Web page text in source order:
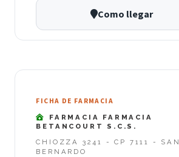
Como llegar
FICHA DE FARMACIA
FARMACIA FARMACIA
BETANCOURT S.C.S.
CHIOZZA 3241 - CP 7111 - SAN
BERNARDO